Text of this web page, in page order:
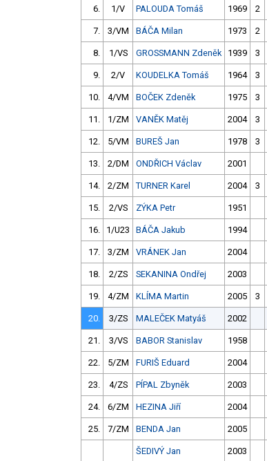
6. 1/V PALOUDA Tomáš 1969 2
7. 3/VM BÁČA Milan 1973 2
8. 1/VS GROSSMANN Zdeněk 1939 3
9. 2/V KOUDELKA Tomáš 1964 3
10. 4/VM BOČEK Zdeněk 1975 3
11. 1/ZM VANĚK Matěj 2004 3
12. 5/VM BUREŠ Jan 1978 3
13. 2/DM ONDŘICH Václav 2001
14. 2/ZM TURNER Karel 2004 3
15. 2/VS ZÝKA Petr 1951
16. 1/U23 BÁČA Jakub 1994
17. 3/ZM VRÁNEK Jan 2004
18. 2/ZS SEKANINA Ondřej 2003
19. 4/ZM KLÍMA Martin 2005 3
20. 3/ZS MALEČEK Matyáš 2002
21. 3/VS BABOR Stanislav 1958
22. 5/ZM FURIŠ Eduard 2004
23. 4/ZS PÍPAL Zbyněk 2003
24. 6/ZM HEZINA Jiří 2004
25. 7/ZM BENDA Jan 2005
ŠEDIVÝ Jan 2003